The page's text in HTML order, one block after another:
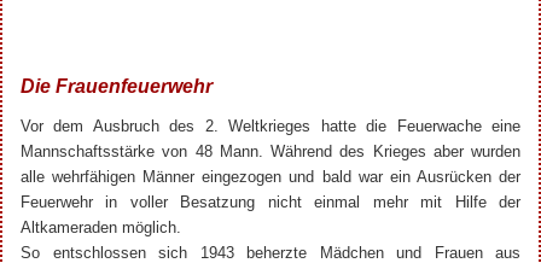
Die Frauenfeuerwehr
Vor dem Ausbruch des 2. Weltkrieges hatte die Feuerwache eine
Mannschaftsstärke von 48 Mann. Während des Krieges aber wurden
alle wehrfähigen Männer eingezogen und bald war ein Ausrücken der
Feuerwehr in voller Besatzung nicht einmal mehr mit Hilfe der
Altkameraden möglich.
So entschlossen sich 1943 beherzte Mädchen und Frauen aus